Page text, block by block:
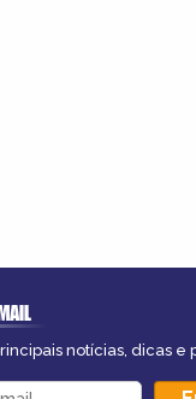
notícias, dicas e